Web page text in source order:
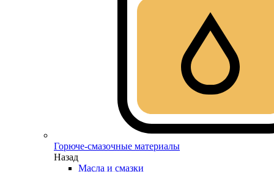
Горюче-смазочные материалы
Назад
Масла и смазки